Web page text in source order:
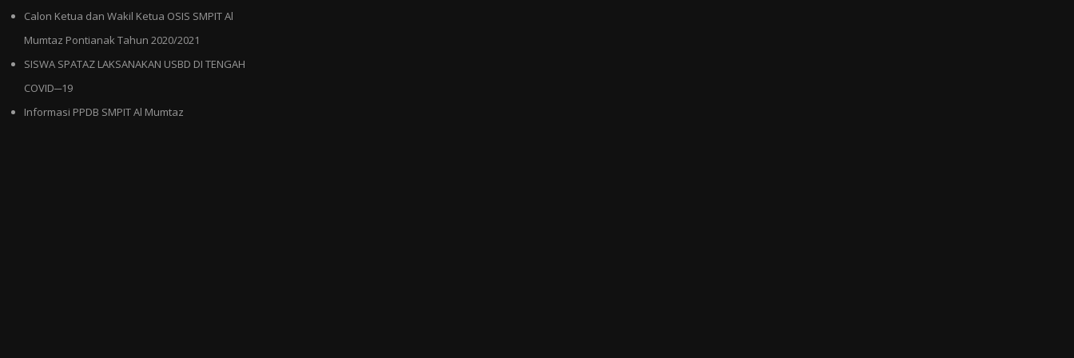
Calon Ketua dan Wakil Ketua OSIS SMPIT Al
Mumtaz Pontianak Tahun 2020/2021
SISWA SPATAZ LAKSANAKAN USBD DI TENGAH
COVID─19
Informasi PPDB SMPIT Al Mumtaz